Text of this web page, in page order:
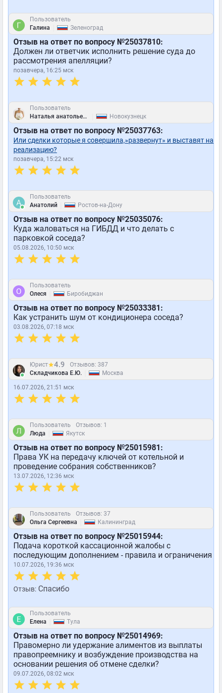
Пользователь
Галина
Зеленоград
Отзыв на ответ по вопросу №25037810:
Должен ли ответчик исполнить решение суда до
рассмотрения апелляции?
позавчера, 16:25 мск
Пользователь
Наталья анатольевна
Новокузнецк
Отзыв на ответ по вопросу №25037763:
Или сделки которые я совершила,»развернут» и выставят на
реализацию?
позавчера, 15:22 мск
Пользователь
Анатолий
Ростов-на-Дону
Отзыв на ответ по вопросу №25035076:
Куда жаловаться на ГИБДД и что делать с
парковкой соседа?
05.08.2026, 10:50 мск
Пользователь
Олеся
Биробиджан
Отзыв на ответ по вопросу №25033381:
Как устранить шум от кондиционера соседа?
03.08.2026, 07:18 мск
Юрист 4.9
Отзывов: 387
Складчикова Е.Ю.
Москва
16.07.2026, 21:51 мск
Пользователь
Отзывов: 1
Люда
Якутск
Отзыв на ответ по вопросу №25015981:
Права УК на передачу ключей от котельной и
проведение собрания собственников?
13.07.2026, 12:36 мск
Пользователь
Отзывов: 37
Ольга Сергеевна
Калининград
Отзыв на ответ по вопросу №25015944:
Подача короткой кассационной жалобы с
последующим дополнением - правила и ограничения
10.07.2026, 19:36 мск
Отзыв: Спасибо
Пользователь
Елена
Тула
Отзыв на ответ по вопросу №25014969:
Правомерно ли удержание алиментов из выплаты
правопреемнику и возбуждение производства на
основании решения об отмене сделки?
09.07.2026, 08:02 мск